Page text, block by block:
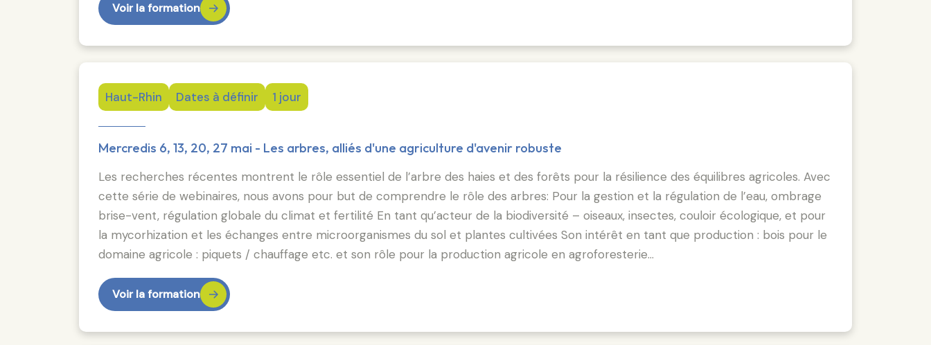
Voir la formation
Haut-Rhin Dates à définir 1 jour
Mercredis 6, 13, 20, 27 mai - Les arbres, alliés d'une agriculture d'avenir robuste
Les recherches récentes montrent le rôle essentiel de l’arbre des haies et des forêts pour la résilience des équilibres agricoles. Avec
cette série de webinaires, nous avons pour but de comprendre le rôle des arbres: Pour la gestion et la régulation de l’eau, ombrage
brise-vent, régulation globale du climat et fertilité En tant qu’acteur de la biodiversité – oiseaux, insectes, couloir écologique, et pour
la mycorhization et les échanges entre microorganismes du sol et plantes cultivées Son intérêt en tant que production : bois pour le
domaine agricole : piquets / chauffage etc. et son rôle pour la production agricole en agroforesterie…
Voir la formation